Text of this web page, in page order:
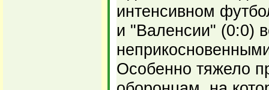
интенсивном
и "Валенсии" (0:0)
Особенно тяжело